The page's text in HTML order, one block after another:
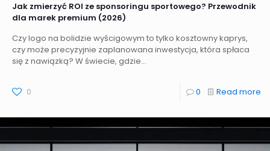
Jak zmierzyć ROI ze sponsoringu sportowego? Przewodnik
dla marek premium (2026)
Czy logo na bolidzie wyścigowym to tylko kosztowny kaprys,
czy może precyzyjnie zaplanowana inwestycja, która spłaca
się z nawiązką? W świecie, gdzie...
0 0 Read more